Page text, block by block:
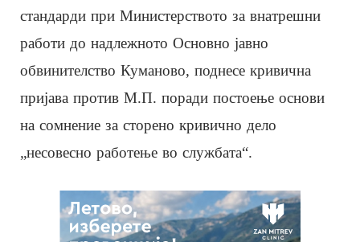
стандарди при Министерството за внатрешни
работи до надлежното Основно јавно
обвинителство Куманово, поднесе кривична
пријава против М.П. поради постоење основи
на сомнение за сторено кривично дело
„несовесно работење во службата“.